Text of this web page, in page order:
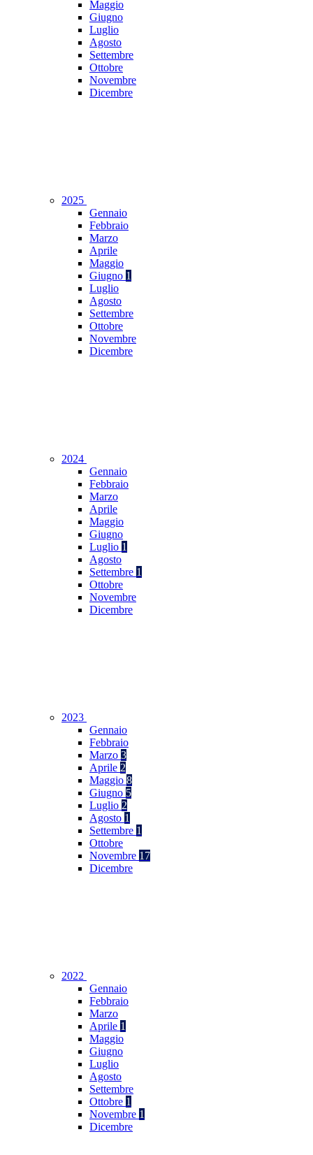
Maggio
Giugno
Luglio
Agosto
Settembre
Ottobre
Novembre
Dicembre
2025
Gennaio
Febbraio
Marzo
Aprile
Maggio
Giugno 1
Luglio
Agosto
Settembre
Ottobre
Novembre
Dicembre
2024
Gennaio
Febbraio
Marzo
Aprile
Maggio
Giugno
Luglio 1
Agosto
Settembre 1
Ottobre
Novembre
Dicembre
2023
Gennaio
Febbraio
Marzo 3
Aprile 2
Maggio 8
Giugno 5
Luglio 2
Agosto 1
Settembre 1
Ottobre
Novembre 17
Dicembre
2022
Gennaio
Febbraio
Marzo
Aprile 1
Maggio
Giugno
Luglio
Agosto
Settembre
Ottobre 1
Novembre 1
Dicembre